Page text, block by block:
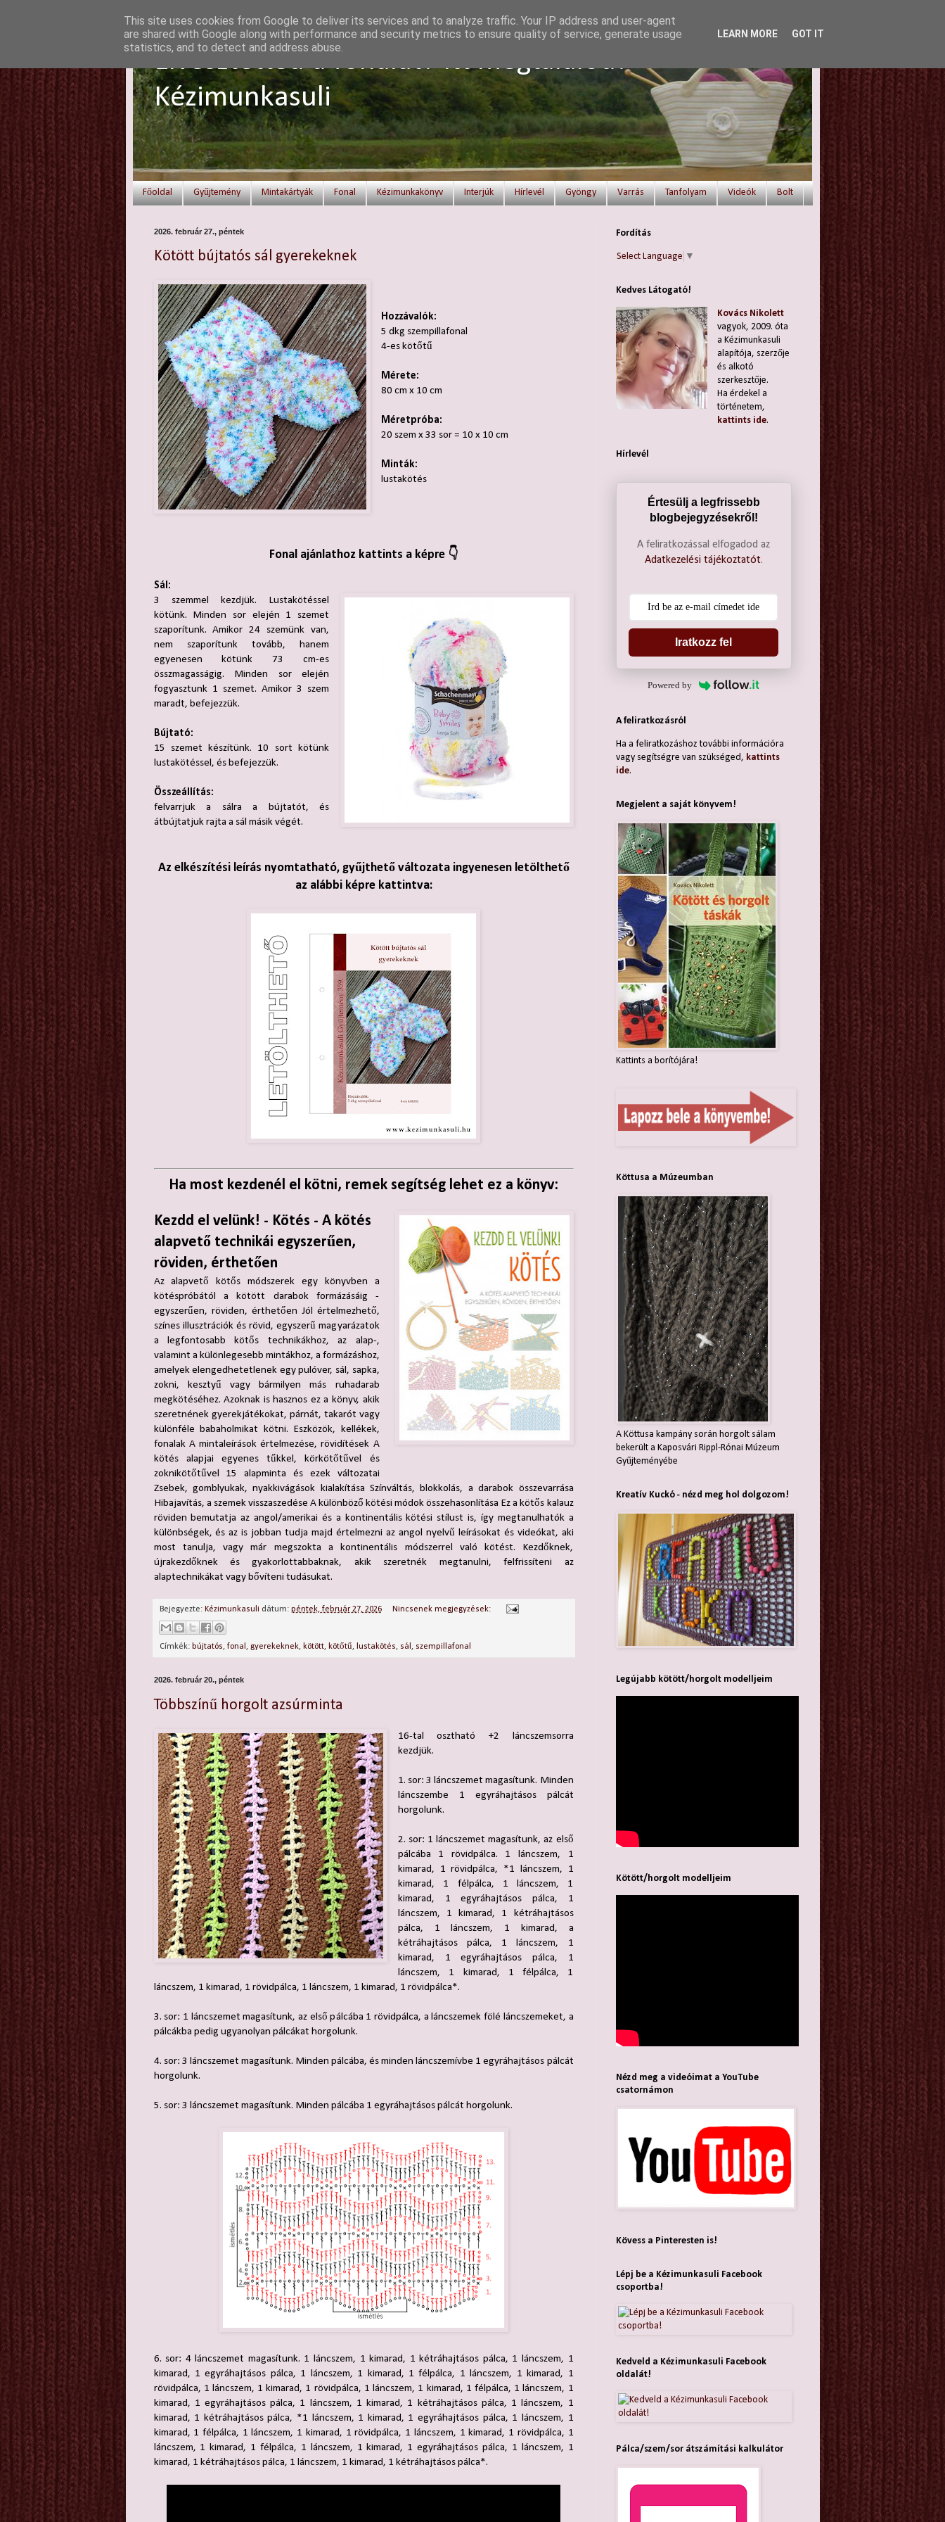
Elvesztetted a fonalat? Itt megtalálod!
Kézimunkasuli
Főoldal Gyűjtemény Mintakártyák Fonal Kézimunkakönyv Interjúk Hírlevél Gyöngy Varrás Tanfolyam Videók Bolt
2026. február 27., péntek
Kötött bújtatós sál gyerekeknek
Hozzávalók:
5 dkg szempillafonal
4-es kötőtű
Mérete:
80 cm x 10 cm
Méretpróba:
20 szem x 33 sor = 10 x 10 cm
Minták:
lustakötés
Fonal ajánlathoz kattints a képre 👇
Sál:
3 szemmel kezdjük. Lustakötéssel
kötünk. Minden sor elején 1 szemet
szaporítunk. Amikor 24 szemünk van,
nem szaporítunk tovább, hanem
egyenesen kötünk 73 cm-es
összmagasságig. Minden sor elején
fogyasztunk 1 szemet. Amikor 3 szem
maradt, befejezzük.
Bújtató:
15 szemet készítünk. 10 sort kötünk
lustakötéssel, és befejezzük.
Összeállítás:
felvarrjuk a sálra a bújtatót, és
átbújtatjuk rajta a sál másik végét.
Az elkészítési leírás nyomtatható, gyűjthető változata ingyenesen letölthető
az alábbi képre kattintva:
Ha most kezdenél el kötni, remek segítség lehet ez a könyv:
Kezdd el velünk! - Kötés - A kötés
alapvető technikái egyszerűen,
röviden, érthetően
Az alapvető kötős módszerek egy könyvben a
kötéspróbától a kötött darabok formázásáig -
egyszerűen, röviden, érthetően Jól értelmezhető,
színes illusztrációk és rövid, egyszerű magyarázatok
a legfontosabb kötős technikákhoz, az alap-,
valamint a különlegesebb mintákhoz, a formázáshoz,
amelyek elengedhetetlenek egy pulóver, sál, sapka,
zokni, kesztyű vagy bármilyen más ruhadarab
megkötéséhez. Azoknak is hasznos ez a könyv, akik
szeretnének gyerekjátékokat, párnát, takarót vagy
különféle babaholmikat kötni. Eszközök, kellékek,
fonalak A mintaleírások értelmezése, rövidítések A
kötés alapjai egyenes tűkkel, körkötőtűvel és
zoknikötőtűvel 15 alapminta és ezek változatai
Zsebek, gomblyukak, nyakkivágások kialakítása Színváltás, blokkolás, a darabok összevarrása
Hibajavítás, a szemek visszaszedése A különböző kötési módok összehasonlítása Ez a kötős kalauz
röviden bemutatja az angol/amerikai és a kontinentális kötési stílust is, így megtanulhatók a
különbségek, és az is jobban tudja majd értelmezni az angol nyelvű leírásokat és videókat, aki
most tanulja, vagy már megszokta a kontinentális módszerrel való kötést. Kezdőknek,
újrakezdőknek és gyakorlottabbaknak, akik szeretnék megtanulni, felfrissíteni az
alaptechnikákat vagy bővíteni tudásukat.
Bejegyezte: Kézimunkasuli dátum: péntek, február 27, 2026 Nincsenek megjegyzések:
Címkék: bújtatós, fonal , gyerekeknek, kötött, kötőtű, lustakötés, sál , szempillafonal
2026. február 20., péntek
Többszínű horgolt azsúrminta
16-tal osztható +2 láncszemsorra
kezdjük.
1. sor: 3 láncszemet magasítunk. Minden
láncszembe 1 egyráhajtásos pálcát
horgolunk.
2. sor: 1 láncszemet magasítunk, az első
pálcába 1 rövidpálca. 1 láncszem, 1
kimarad, 1 rövidpálca, *1 láncszem, 1
kimarad, 1 félpálca, 1 láncszem, 1
kimarad, 1 egyráhajtásos pálca, 1
láncszem, 1 kimarad, 1 kétráhajtásos
pálca, 1 láncszem, 1 kimarad, a
kétráhajtásos pálca, 1 láncszem, 1
kimarad, 1 egyráhajtásos pálca, 1
láncszem, 1 kimarad, 1 félpálca, 1
láncszem, 1 kimarad, 1 rövidpálca, 1 láncszem, 1 kimarad, 1 rövidpálca*.
3. sor: 1 láncszemet magasítunk, az első pálcába 1 rövidpálca, a láncszemek fölé láncszemeket, a
pálcákba pedig ugyanolyan pálcákat horgolunk.
4. sor: 3 láncszemet magasítunk. Minden pálcába, és minden láncszemívbe 1 egyráhajtásos pálcát
horgolunk.
5. sor: 3 láncszemet magasítunk. Minden pálcába 1 egyráhajtásos pálcát horgolunk.
6. sor: 4 láncszemet magasítunk. 1 láncszem, 1 kimarad, 1 kétráhajtásos pálca, 1 láncszem, 1
kimarad, 1 egyráhajtásos pálca, 1 láncszem, 1 kimarad, 1 félpálca, 1 láncszem, 1 kimarad, 1
rövidpálca, 1 láncszem, 1 kimarad, 1 rövidpálca, 1 láncszem, 1 kimarad, 1 félpálca, 1 láncszem, 1
kimarad, 1 egyráhajtásos pálca, 1 láncszem, 1 kimarad, 1 kétráhajtásos pálca, 1 láncszem, 1
kimarad, 1 kétráhajtásos pálca, *1 láncszem, 1 kimarad, 1 egyráhajtásos pálca, 1 láncszem, 1
kimarad, 1 félpálca, 1 láncszem, 1 kimarad, 1 rövidpálca, 1 láncszem, 1 kimarad, 1 rövidpálca, 1
láncszem, 1 kimarad, 1 félpálca, 1 láncszem, 1 kimarad, 1 egyráhajtásos pálca, 1 láncszem, 1
kimarad, 1 kétráhajtásos pálca, 1 láncszem, 1 kimarad, 1 kétráhajtásos pálca*.
Fordítás
Select Language ▼
Kedves Látogató!
Kovács Nikolett
vagyok, 2009. óta
a Kézimunkasuli
alapítója, szerzője
és alkotó
szerkesztője.
Ha érdekel a
történetem,
kattints ide.
Hírlevél
Értesülj a legfrissebb
blogbejegyzésekről!
A feliratkozással elfogadod az
Adatkezelési tájékoztatót.
Iratkozz fel
Powered by
A feliratkozásról
Ha a feliratkozáshoz további információra
vagy segítségre van szükséged, kattints
ide.
Megjelent a saját könyvem!
Kattints a borítójára!
Köttusa a Múzeumban
A Köttusa kampány során horgolt sálam
bekerült a Kaposvári Rippl-Rónai Múzeum
Gyűjteményébe
Kreatív Kuckó - nézd meg hol dolgozom!
Legújabb kötött/horgolt modelljeim
Kötött/horgolt modelljeim
Nézd meg a videóimat a YouTube
csatornámon
Kövess a Pinteresten is!
Lépj be a Kézimunkasuli Facebook
csoportba!
Kedveld a Kézimunkasuli Facebook
oldalát!
Pálca/szem/sor átszámítási kalkulátor
This site uses cookies from Google to deliver its services and to analyze traffic. Your IP address and user-agent
are shared with Google along with performance and security metrics to ensure quality of service, generate usage
statistics, and to detect and address abuse.
LEARN MORE GOT IT